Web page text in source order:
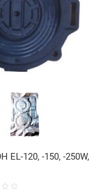
120, -150, -250W,